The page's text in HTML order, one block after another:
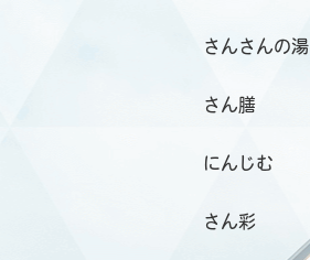
さんさんの湯
さん膳
にんじむ
さん彩